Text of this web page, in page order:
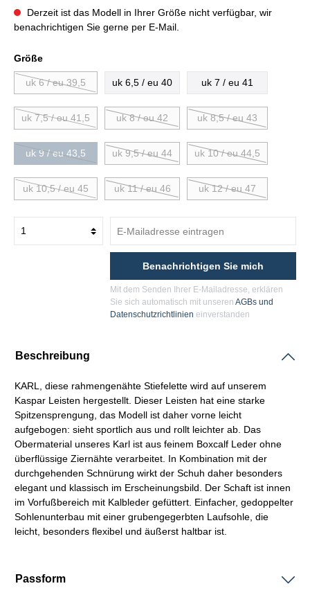
Derzeit ist das Modell in Ihrer Größe nicht verfügbar, wir
benachrichtigen Sie gerne per E-Mail.
Größe
uk 6 / eu 39,5 uk 6,5 / eu 40 uk 7 / eu 41
uk 7,5 / eu 41,5 uk 8 / eu 42 uk 8,5 / eu 43
uk 9 / eu 43,5 uk 9,5 / eu 44 uk 10 / eu 44,5
uk 10,5 / eu 45 uk 11 / eu 46 uk 12 / eu 47
Benachrichtigen Sie mich
Mit dem Senden Ihrer E-Mailadresse, erklären
Sie sich automatisch mit unserenAGBs und
Datenschutzrichtlinien einverstanden
Beschreibung
KARL, diese rahmengenähte Stiefelette wird auf unserem
Kaspar Leisten hergestellt. Dieser Leisten hat eine starke
Spitzensprengung, das Modell ist daher vorne leicht
aufgebogen: sieht sportlich aus und rollt leichter ab. Das
Obermaterial unseres Karl ist aus feinem Boxcalf Leder ohne
überflüssige Ziernähte verarbeitet. In Kombination mit der
durchgehenden Schnürung wirkt der Schuh daher besonders
elegant und klassisch im Erscheinungsbild. Der Schaft ist innen
im Vorfußbereich mit Kalbleder gefüttert. Einfacher, gedoppelter
Sohlenunterbau mit einer grubengegerbten Laufsohle, die
leicht, besonders flexibel und äußerst haltbar ist.
Passform